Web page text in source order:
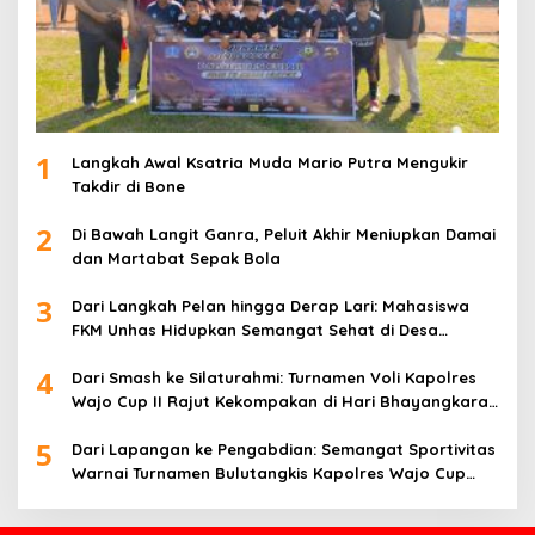
1
Langkah Awal Ksatria Muda Mario Putra Mengukir
Takdir di Bone
2
Di Bawah Langit Ganra, Peluit Akhir Meniupkan Damai
dan Martabat Sepak Bola
3
Dari Langkah Pelan hingga Derap Lari: Mahasiswa
FKM Unhas Hidupkan Semangat Sehat di Desa
4
Dari Smash ke Silaturahmi: Turnamen Voli Kapolres
Wajo Cup II Rajut Kekompakan di Hari Bhayangkara
5
Dari Lapangan ke Pengabdian: Semangat Sportivitas
Warnai Turnamen Bulutangkis Kapolres Wajo Cup